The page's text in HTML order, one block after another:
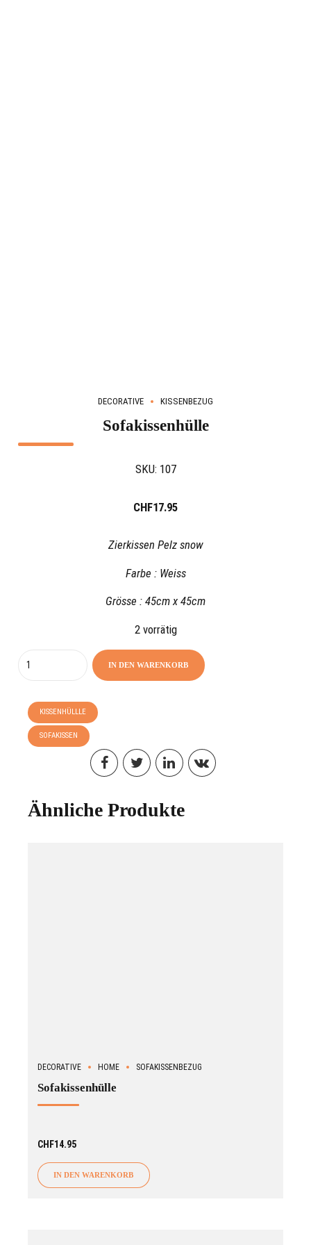
DECORATIVE KISSENBEZUG
Sofakissenhülle
SKU: 107
CHF17.95
Zierkissen Pelz snow
Farbe : Weiss
Grösse : 45cm x 45cm
2 vorrätig
IN DEN WARENKORB
KISSENHÜLLLE
SOFAKISSEN
Ähnliche Produkte
DECORATIVE HOME SOFAKISSENBEZUG
Sofakissenhülle
CHF14.95
IN DEN WARENKORB